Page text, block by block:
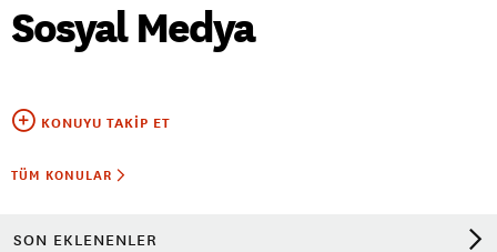
Sosyal Medya
KONUYU TAKIP ET
TÜM KONULAR
SON EKLENENLER